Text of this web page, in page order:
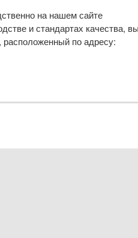
на нашем сайте
и стандартах качества, вы
расположенный по адресу: